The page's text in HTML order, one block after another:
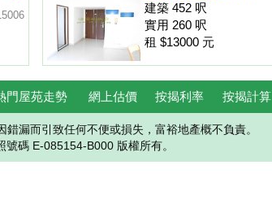
建築 452 呎
實用 260 呎
租 $13000 元
門屋苑走勢 網上估價 按揭利率 按揭計算
漏而引致任何不便或損失，富裕地產概不負責。
碼 E-085154-B000 版權所有。